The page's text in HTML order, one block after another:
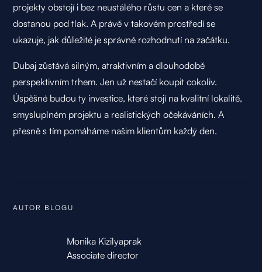
projekty obstojí i bez neustálého růstu cen a které se
dostanou pod tlak. A právě v takovém prostředí se
ukazuje, jak důležité je správné rozhodnutí na začátku.
Dubaj zůstává silným, atraktivním a dlouhodobě
perspektivním trhem. Jen už nestačí koupit cokoliv.
Úspěšné budou ty investice, které stojí na kvalitní lokalitě,
smysluplném projektu a realistických očekáváních. A
přesně s tím pomáháme našim klientům každý den.
AUTOR BLOGU
Monika Kizilyaprak
Associate director